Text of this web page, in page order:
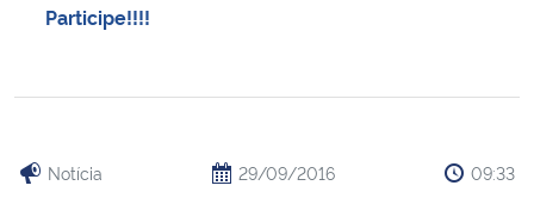
Participe!!!!
Notícia 29/09/2016 09:33